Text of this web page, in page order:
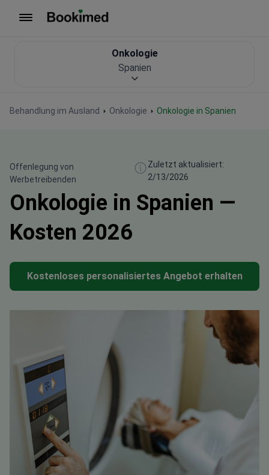
Behandlung im Ausland Onkologie Onkologie in Spanien
Onkologie
Spanien
Offenlegung von
Werbetreibenden
Zuletzt aktualisiert:
2/13/2026
Onkologie in Spanien —
Kosten 2026
Kostenloses personalisiertes Angebot erhalten